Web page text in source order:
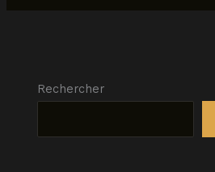
Rechercher